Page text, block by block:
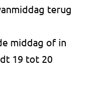
terug
middag of in
19 tot 20